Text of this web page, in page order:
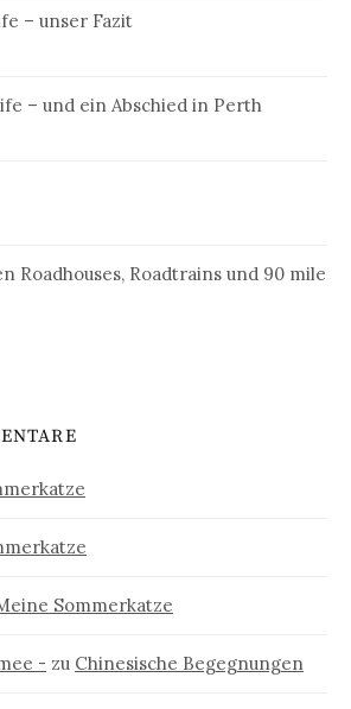
– unser Fazit
– und ein Abschied in Perth
Roadhouses, Roadtrains und 90 mile
Sommerkatze
- zu Chinesische Begegnungen